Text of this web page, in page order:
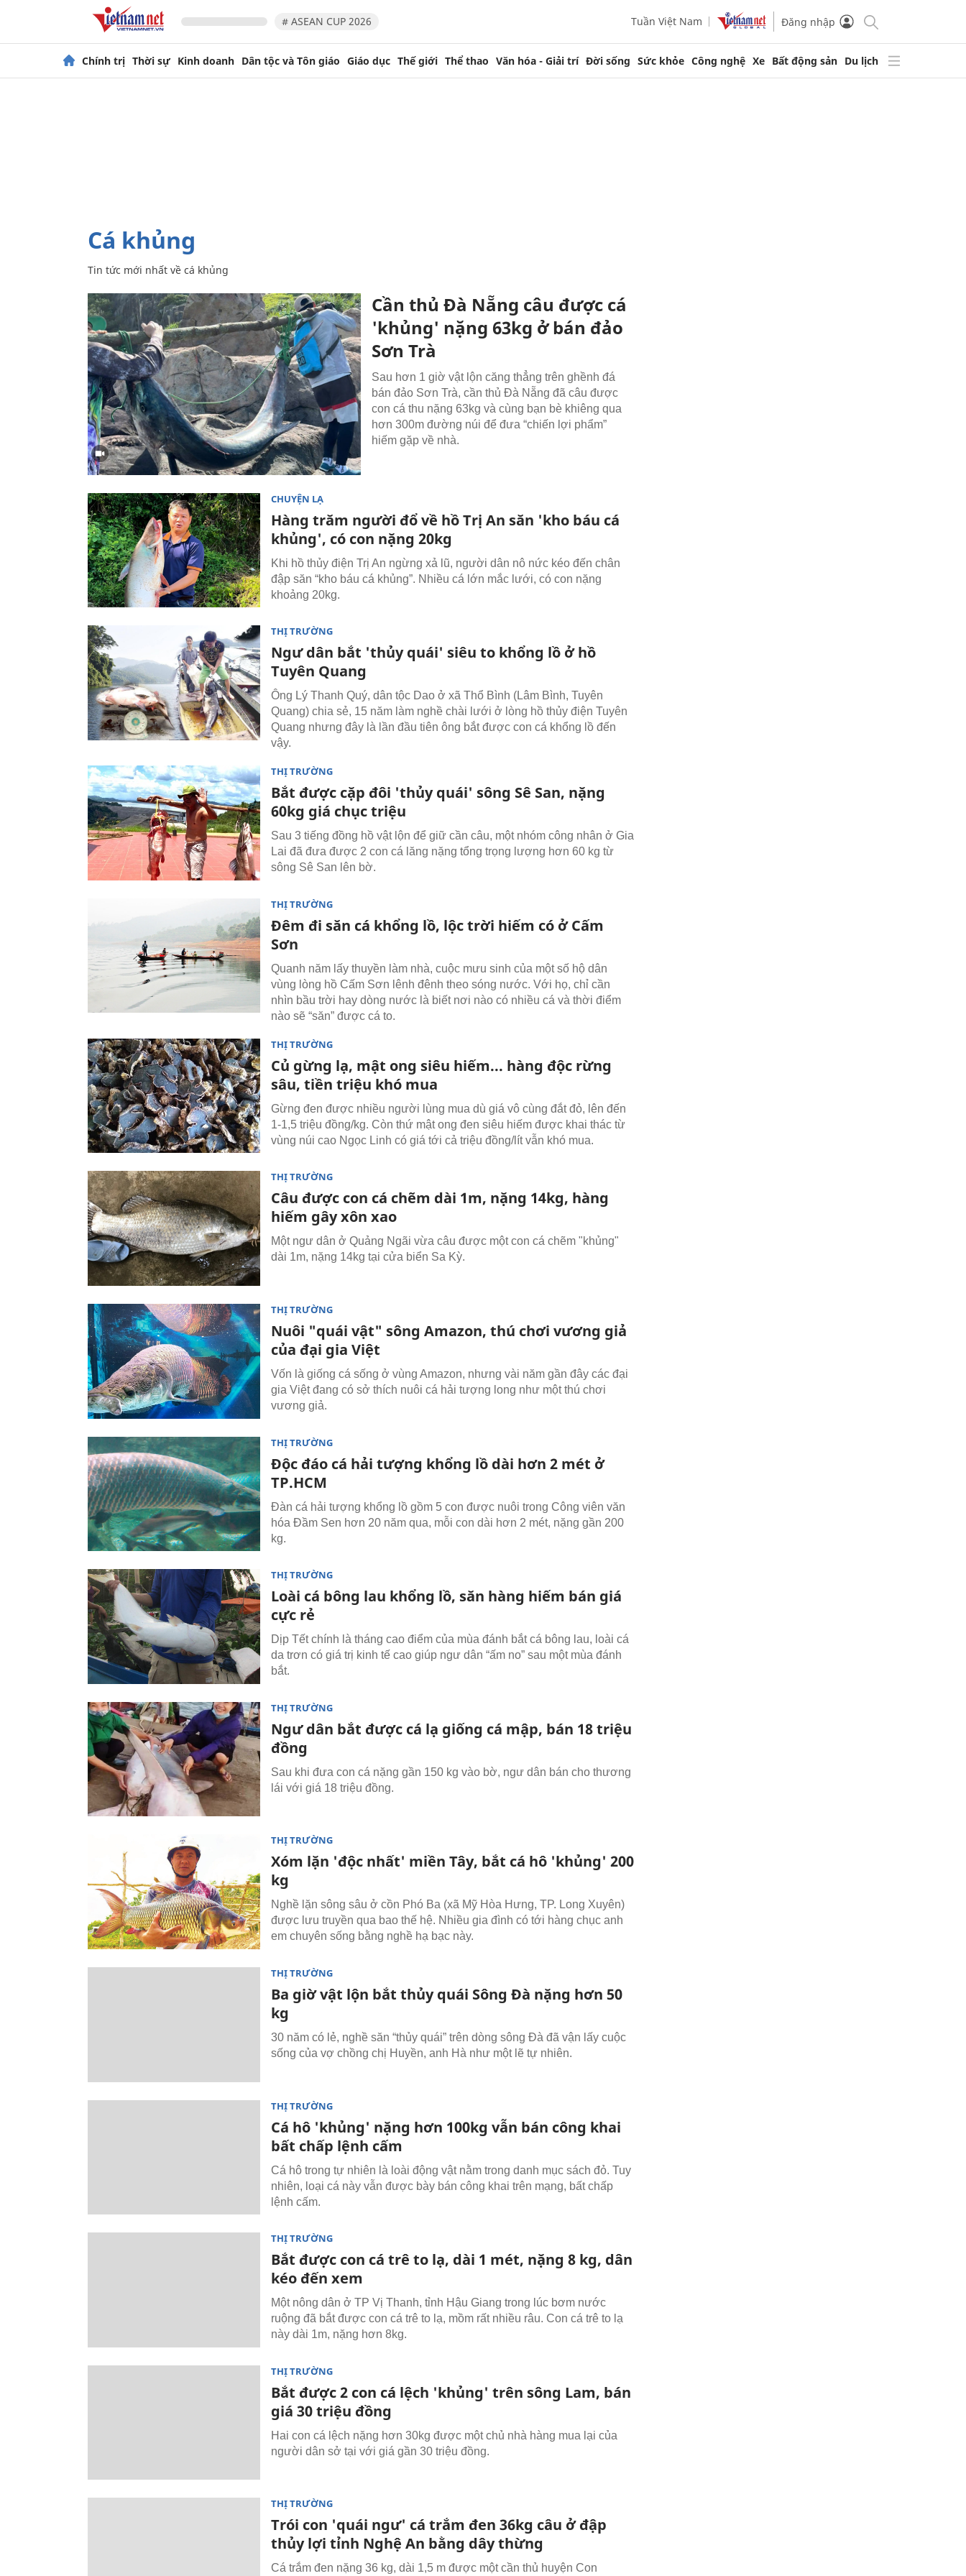
# ASEAN CUP 2026 Tuần Việt Nam Đăng nhập
Chính trị Thời sự Kinh doanh Dân tộc và Tôn giáo Giáo dục Thế giới Thể thao Văn hóa - Giải trí Đời sống Sức khỏe Công nghệ Xe Bất động sản Du lịch
cá khủng
Tin tức mới nhất về cá khủng
Cần thủ Đà Nẵng câu được cá
'khủng' nặng 63kg ở bán đảo
Sơn Trà
Sau hơn 1 giờ vật lộn căng thẳng trên ghềnh đá
bán đảo Sơn Trà, cần thủ Đà Nẵng đã câu được
con cá thu nặng 63kg và cùng bạn bè khiêng qua
hơn 300m đường núi để đưa “chiến lợi phẩm”
hiếm gặp về nhà.
CHUYỆN LẠ
Hàng trăm người đổ về hồ Trị An săn 'kho báu cá
khủng', có con nặng 20kg
Khi hồ thủy điện Trị An ngừng xả lũ, người dân nô nức kéo đến chân
đập săn “kho báu cá khủng”. Nhiều cá lớn mắc lưới, có con nặng
khoảng 20kg.
THỊ TRƯỜNG
Ngư dân bắt 'thủy quái' siêu to khổng lồ ở hồ
Tuyên Quang
Ông Lý Thanh Quý, dân tộc Dao ở xã Thổ Bình (Lâm Bình, Tuyên
Quang) chia sẻ, 15 năm làm nghề chài lưới ở lòng hồ thủy điện Tuyên
Quang nhưng đây là lần đầu tiên ông bắt được con cá khổng lồ đến
vậy.
THỊ TRƯỜNG
Bắt được cặp đôi 'thủy quái' sông Sê San, nặng
60kg giá chục triệu
Sau 3 tiếng đồng hồ vật lộn để giữ cần câu, một nhóm công nhân ở Gia
Lai đã đưa được 2 con cá lăng nặng tổng trọng lượng hơn 60 kg từ
sông Sê San lên bờ.
THỊ TRƯỜNG
Đêm đi săn cá khổng lồ, lộc trời hiếm có ở Cấm
Sơn
Quanh năm lấy thuyền làm nhà, cuộc mưu sinh của một số hộ dân
vùng lòng hồ Cấm Sơn lênh đênh theo sóng nước. Với họ, chỉ cần
nhìn bầu trời hay dòng nước là biết nơi nào có nhiều cá và thời điểm
nào sẽ “săn” được cá to.
THỊ TRƯỜNG
Củ gừng lạ, mật ong siêu hiếm... hàng độc rừng
sâu, tiền triệu khó mua
Gừng đen được nhiều người lùng mua dù giá vô cùng đắt đỏ, lên đến
1-1,5 triệu đồng/kg. Còn thứ mật ong đen siêu hiếm được khai thác từ
vùng núi cao Ngọc Linh có giá tới cả triệu đồng/lít vẫn khó mua.
THỊ TRƯỜNG
Câu được con cá chẽm dài 1m, nặng 14kg, hàng
hiếm gây xôn xao
Một ngư dân ở Quảng Ngãi vừa câu được một con cá chẽm "khủng"
dài 1m, nặng 14kg tại cửa biển Sa Kỳ.
THỊ TRƯỜNG
Nuôi "quái vật" sông Amazon, thú chơi vương giả
của đại gia Việt
Vốn là giống cá sống ở vùng Amazon, nhưng vài năm gần đây các đại
gia Việt đang có sở thích nuôi cá hải tượng long như một thú chơi
vương giả.
THỊ TRƯỜNG
Độc đáo cá hải tượng khổng lồ dài hơn 2 mét ở
TP.HCM
Đàn cá hải tượng khổng lồ gồm 5 con được nuôi trong Công viên văn
hóa Đầm Sen hơn 20 năm qua, mỗi con dài hơn 2 mét, nặng gần 200
kg.
THỊ TRƯỜNG
Loài cá bông lau khổng lồ, săn hàng hiếm bán giá
cực rẻ
Dịp Tết chính là tháng cao điểm của mùa đánh bắt cá bông lau, loài cá
da trơn có giá trị kinh tế cao giúp ngư dân “ấm no” sau một mùa đánh
bắt.
THỊ TRƯỜNG
Ngư dân bắt được cá lạ giống cá mập, bán 18 triệu
đồng
Sau khi đưa con cá nặng gần 150 kg vào bờ, ngư dân bán cho thương
lái với giá 18 triệu đồng.
THỊ TRƯỜNG
Xóm lặn 'độc nhất' miền Tây, bắt cá hô 'khủng' 200
kg
Nghề lặn sông sâu ở cồn Phó Ba (xã Mỹ Hòa Hưng, TP. Long Xuyên)
được lưu truyền qua bao thế hệ. Nhiều gia đình có tới hàng chục anh
em chuyên sống bằng nghề hạ bạc này.
THỊ TRƯỜNG
Ba giờ vật lộn bắt thủy quái Sông Đà nặng hơn 50
kg
30 năm có lẻ, nghề săn “thủy quái” trên dòng sông Đà đã vận lấy cuộc
sống của vợ chồng chị Huyền, anh Hà như một lẽ tự nhiên.
THỊ TRƯỜNG
Cá hô 'khủng' nặng hơn 100kg vẫn bán công khai
bất chấp lệnh cấm
Cá hô trong tự nhiên là loài động vật nằm trong danh mục sách đỏ. Tuy
nhiên, loại cá này vẫn được bày bán công khai trên mạng, bất chấp
lệnh cấm.
THỊ TRƯỜNG
Bắt được con cá trê to lạ, dài 1 mét, nặng 8 kg, dân
kéo đến xem
Một nông dân ở TP Vị Thanh, tỉnh Hậu Giang trong lúc bơm nước
ruộng đã bắt được con cá trê to lạ, mồm rất nhiều râu. Con cá trê to lạ
này dài 1m, nặng hơn 8kg.
THỊ TRƯỜNG
Bắt được 2 con cá lệch 'khủng' trên sông Lam, bán
giá 30 triệu đồng
Hai con cá lệch nặng hơn 30kg được một chủ nhà hàng mua lại của
người dân sở tại với giá gần 30 triệu đồng.
THỊ TRƯỜNG
Trói con 'quái ngư' cá trắm đen 36kg câu ở đập
thủy lợi tỉnh Nghệ An bằng dây thừng
Cá trắm đen nặng 36 kg, dài 1,5 m được một cần thủ huyện Con